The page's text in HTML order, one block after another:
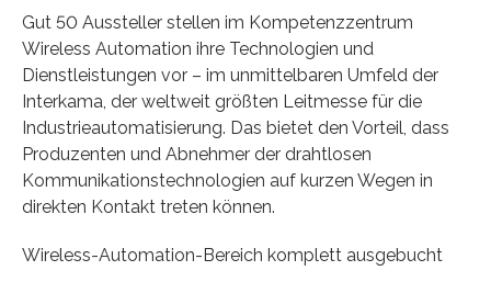
Gut 50 Aussteller stellen im Kompetenzzentrum
Wireless Automation ihre Technologien und
Dienstleistungen vor – im unmittelbaren Umfeld der
Interkama, der weltweit größten Leitmesse für die
Industrieautomatisierung. Das bietet den Vorteil, dass
Produzenten und Abnehmer der drahtlosen
Kommunikationstechnologien auf kurzen Wegen in
direkten Kontakt treten können.
Wireless-Automation-Bereich komplett ausgebucht